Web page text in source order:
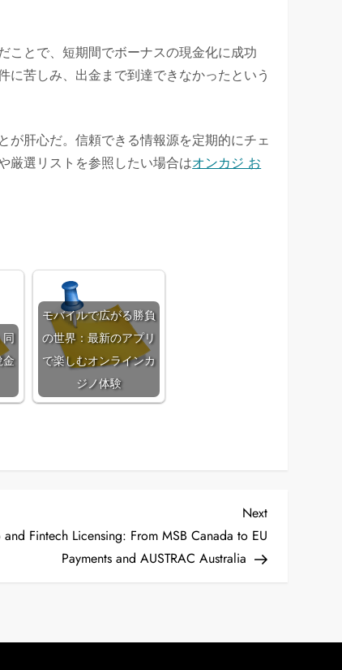
ことで、短期間でボーナスの現金化に成功
苦しみ、出金まで到達できなかったという
が肝心だ。信頼できる情報源を定期的にチェ
厳選リストを参照したい場合はオンカジ お
同
金
モバイルで広がる勝負
の世界：最新のアプリ
で楽しむオンラインカ
ジノ体験
Next
Post
Next
Fintech Licensing: From MSB Canada to EU
Payments and AUSTRAC Australia